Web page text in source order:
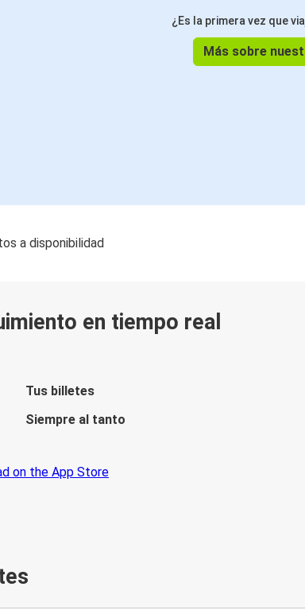
¿Es la primera vez que
Más sobre
a disponibilidad
en tiempo real
Tus billetes
Siempre al tanto